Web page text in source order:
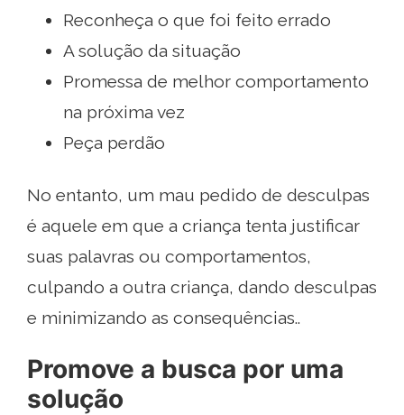
Reconheça o que foi feito errado
A solução da situação
Promessa de melhor comportamento
na próxima vez
Peça perdão
No entanto, um mau pedido de desculpas
é aquele em que a criança tenta justificar
suas palavras ou comportamentos,
culpando a outra criança, dando desculpas
e minimizando as consequências..
Promove a busca por uma
solução